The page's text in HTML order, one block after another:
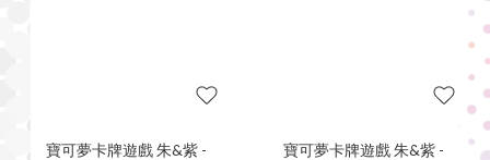
寶可夢卡牌遊戲 朱&紫 -
寶可夢卡牌遊戲 朱&紫 -